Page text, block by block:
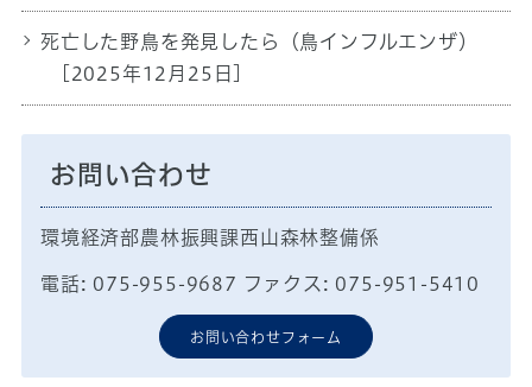
死亡した野鳥を発見したら（鳥インフルエンザ）
[2025年12月25日]
お問い合わせ
環境経済部農林振興課西山森林整備係
電話: 075-955-9687 ファクス: 075-951-5410
お問い合わせフォーム